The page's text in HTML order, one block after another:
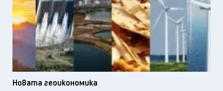
Новата геоикономика